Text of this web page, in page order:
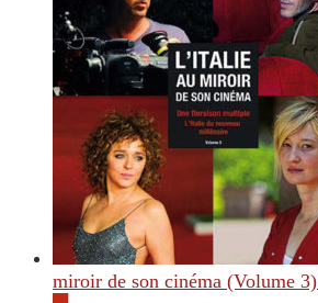
miroir de son cinéma (Volume 3)